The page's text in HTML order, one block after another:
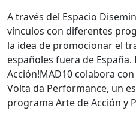
A través del Espacio
vínculos con diferentes
la idea de promocionar el
españoles fuera de
Acción!MAD10 colabora
Volta da Performance, un
programa Arte de Acción y